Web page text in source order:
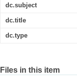
dc.subject
dc.title
dc.type
Files in this item